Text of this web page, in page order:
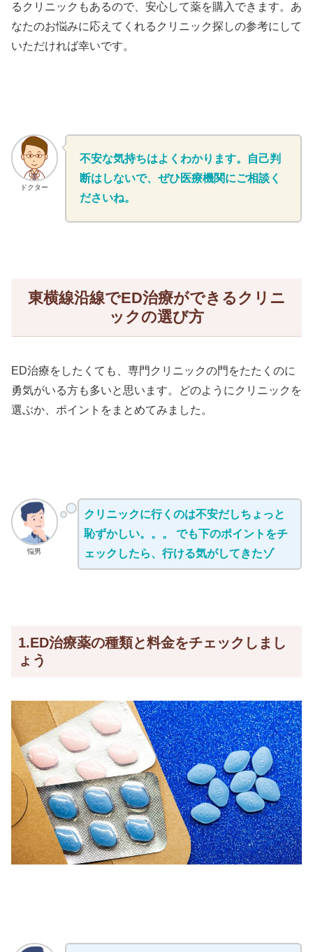
るクリニックもあるので、安心して薬を購入できます。あ
なたのお悩みに応えてくれるクリニック探しの参考にして
いただければ幸いです。
ドクター
不安な気持ちはよくわかります。自己判
断はしないで、ぜひ医療機関にご相談く
ださいね。
東横線沿線でED治療ができるクリニ
ックの選び方
ED治療をしたくても、専門クリニックの門をたたくのに
勇気がいる方も多いと思います。どのようにクリニックを
選ぶか、ポイントをまとめてみました。
悩男
クリニックに行くのは不安だしちょっと
恥ずかしい。。。 でも下のポイントをチ
ェックしたら、行ける気がしてきたゾ
1.ED治療薬の種類と料金をチェックしまし
ょう